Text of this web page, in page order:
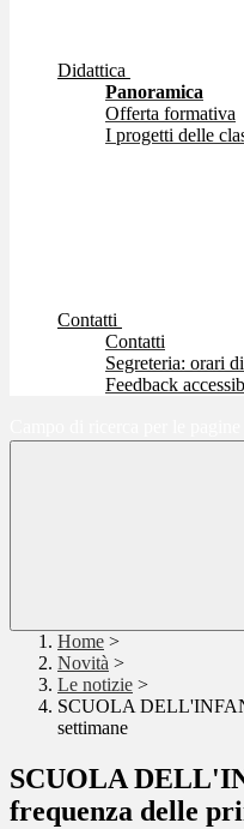
Didattica
Panoramica
Offerta formativa
I progetti delle
Contatti
Contatti
Segreteria: orari
Feedback
Home >
Novità >
Le notizie >
SCUOLA
settimane
SCUOLA
frequenza delle